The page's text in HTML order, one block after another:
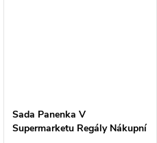
Sada Panenka V
Supermarketu Regály Nákupní